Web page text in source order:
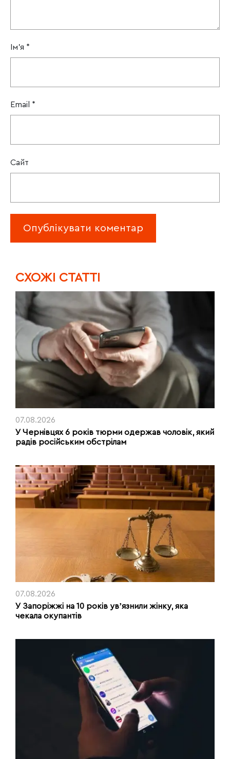
Ім'я *
Email *
Сайт
CХОЖІ СТАТТІ
07.08.2026
У Чернівцях 6 років тюрми одержав чоловік, який
радів російським обстрілам
07.08.2026
У Запоріжжі на 10 років увʼязнили жінку, яка
чекала окупантів